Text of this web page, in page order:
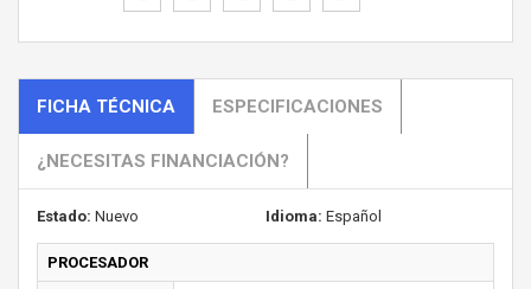
FICHA TÉCNICA ESPECIFICACIONES
¿NECESITAS FINANCIACIÓN?
Estado: Nuevo Idioma: Español
PROCESADOR